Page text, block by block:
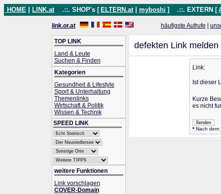
HOME LINK.at .::. SHOP's [ ELTERN.at myboshi ] .::. EXTERN [
link.or.at häufigste Aufrufe
TOP LINK
Land & Leute
Suchen & Finden
Kategorien
Gesundheit & Lifestyle
Sport & Unterhaltung
Themenlinks
Wirtschaft & Politik
Wissen & Technik
SPEED LINK
weitere Funktionen
Link vorschlagen
COVER-Domain
defekten Link melden
Link:
Ist dieser
Kurze
es nicht
*Nach dem